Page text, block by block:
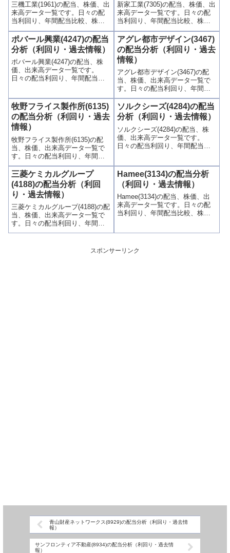
三機工業(1961)の配当、株価、出
来高データ一覧です。日々の配
当利回り、年間配当比較、株価
や出来高との関連、高額配当目
的の買い時チャンスなど、表と
グラフでわかりやすく掲載、配
当利回りランキングも参考に！
新家工業(7305)の配当、株価、出
来高データ一覧です。日々の配
当利回り、年間配当比較、株価
や出来高との関連、高額配当目
的の買い時チャンスなど、表と
グラフでわかりやすく掲載、配
当利回りランキングも参考に！
ポバール興業(4247)の配当
分析（利回り・過去情報）
ポバール興業(4247)の配当、株
価、出来高データ一覧です。
日々の配当利回り、年間配当比
ど、表とグラフでわかりやすく
掲載、配当利回りランキングも
参考に！
アグレ都市デザイン(3467)
の配当分析（利回り・過去
情報）
アグレ都市デザイン(3467)の配
当、株価、出来高データ一覧で
す。日々の配当利回り、年間配
当比較、株価や出来高との関
連、高額配当目的の買い時チャ
ンスなど、表とグラフでわかり
やすく掲載、配当利回りランキ
ングも参考に！
牧野フライス製作所(6135)
の配当分析（利回り・過去
情報）
牧野フライス製作所(6135)の配
当、株価、出来高データ一覧で
す。日々の配当利回り、年間配
当比較、株価や出来高との関
連、高額配当目的の買い時チャ
ンスなど、表とグラフでわかり
やすく掲載、配当利回りランキ
ングも参考に！
ソルクシーズ(4284)の配当
分析（利回り・過去情報）
ソルクシーズ(4284)の配当、株
価、出来高データ一覧です。
日々の配当利回り、年間配当比
ど、表とグラフでわかりやすく
掲載、配当利回りランキングも
参考に！
三菱ケミカルグループ
(4188)の配当分析（利回
り・過去情報）
三菱ケミカルグループ(4188)の配
当、株価、出来高データ一覧で
す。日々の配当利回り、年間配
当比較、株価や出来高との関
ンスなど、表とグラフでわかり
やすく掲載、配当利回りランキ
Hamee(3134)の配当分析
（利回り・過去情報）
Hamee(3134)の配当、株価、出
来高データ一覧です。日々の配
当利回り、年間配当比較、株価
スポンサーリンク
青山財産ネットワークス(8929)の配当分析（利回り・過去情
報）
サンフロンティア不動産(8934)の配当分析（利回り・過去情
報）